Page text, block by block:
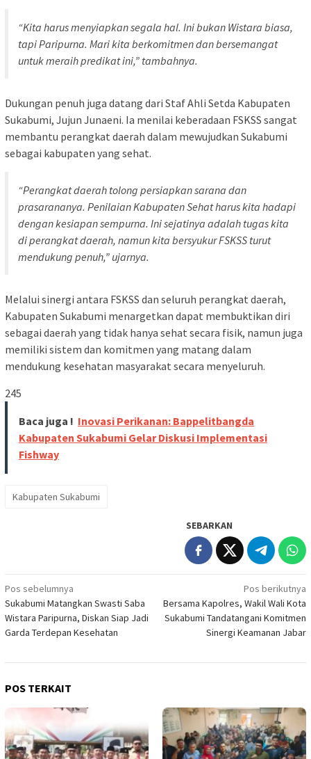
“Kita harus menyiapkan segala hal. Ini bukan Wistara biasa,
tapiParipurna. Mari kita berkomitmen dan bersemangat
untuk meraih predikat ini,” tambahnya.
Dukungan penuh juga datang dari Staf Ahli Setda Kabupaten
Sukabumi, Jujun Junaeni. Ia menilai keberadaan FSKSS sangat
membantu perangkat daerah dalam mewujudkan Sukabumi
sebagai kabupaten yang sehat.
“Perangkat daerah tolong persiapkan sarana dan
prasarananya. Penilaian Kabupaten Sehat harus kita hadapi
dengan kesiapan sempurna. Ini sejatinya adalah tugas kita
di perangkat daerah, namun kita bersyukur FSKSS turut
mendukung penuh,” ujarnya.
Melalui sinergi antara FSKSS dan seluruh perangkat daerah,
Kabupaten Sukabumi menargetkan dapat membuktikan diri
sebagai daerah yang tidak hanya sehat secara fisik, namun juga
memiliki sistem dan komitmen yang matang dalam
mendukung kesehatan masyarakat secara menyeluruh.
245
Baca juga ! Inovasi Perikanan: Bappelitbangda
Kabupaten Sukabumi Gelar Diskusi Implementasi
Fishway
Kabupaten Sukabumi
SEBARKAN
Navigasi
pos
Pos sebelumnya
Sukabumi Matangkan Swasti Saba
Wistara Paripurna, Diskan Siap Jadi
Garda Terdepan Kesehatan
Pos berikutnya
Bersama Kapolres, Wakil Wali Kota
Sukabumi Tandatangani Komitmen
Sinergi Keamanan Jabar
POS TERKAIT